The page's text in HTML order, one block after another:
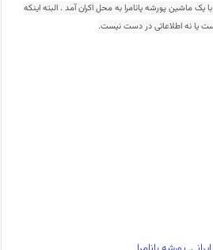
یک ماشین پورشه پانامرا به محل اکران آمد . البته اینکه
یا نه اطلاعاتی در دست نیست.